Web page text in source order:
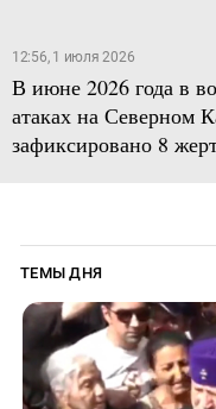
12:56, 1 июля 2026
В июне 2026 года в
атаках на Северном
зафиксировано 8
ТЕМЫ ДНЯ